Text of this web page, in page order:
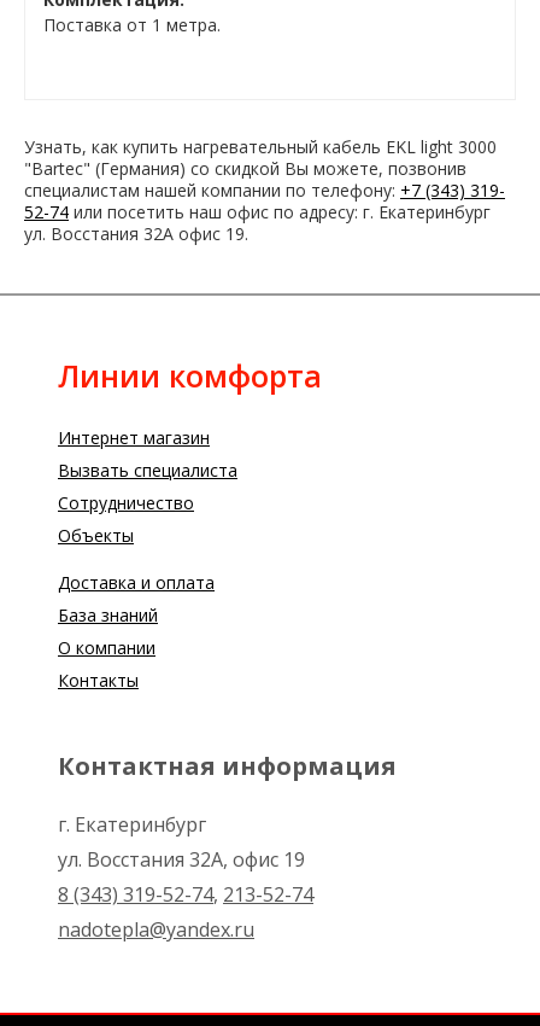
Поставка от 1 метра.
Узнать, как купить нагревательный кабель EKL light 3000
"Bartec" (Германия) со скидкой Вы можете, позвонив
специалистам нашей компании по телефону: +7 (343) 319-
52-74 или посетить наш офис по адресу: г. Екатеринбург
ул. Восстания 32А офис 19.
Линии комфорта
Интернет магазин
Вызвать специалиста
Сотрудничество
Объекты
Доставка и оплата
База знаний
О компании
Контакты
Контактная информация
г. Екатеринбург
ул. Восстания 32А, офис 19
8 (343) 319-52-74, 213-52-74
nadotepla@yandex.ru